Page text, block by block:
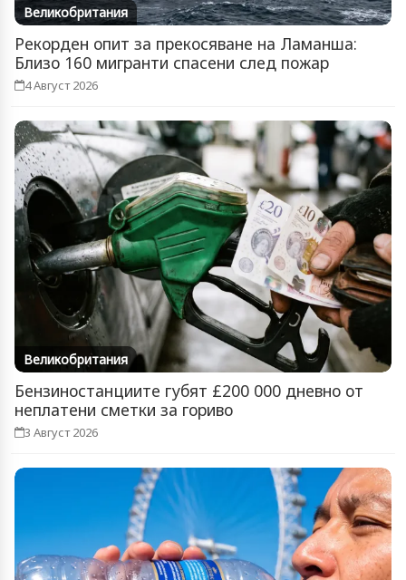
Великобритания
Рекорден опит за прекосяване на Ламанша:
Близо 160 мигранти спасени след пожар
4 Август 2026
Великобритания
Бензиностанциите губят £200 000 дневно от
неплатени сметки за гориво
3 Август 2026